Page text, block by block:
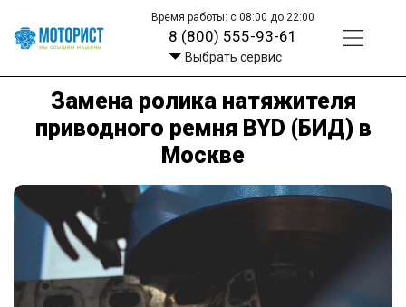
Время работы: с 08:00 до 22:00
8 (800) 555-93-61
Выбрать сервис
Замена ролика натяжителя
приводного ремня BYD (БИД) в
Москве